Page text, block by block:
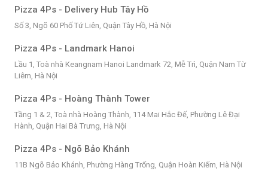
Pizza 4Ps - Delivery Hub Tây Hồ
Số 3, Ngõ 60 Phố Tứ Liên, Quận Tây Hồ, Hà Nội
Pizza 4Ps - Landmark Hanoi
Lầu 1, Toà nhà Keangnam Hanoi Landmark 72, Mễ Trì, Quận Nam Từ
Liêm, Hà Nội
Pizza 4Ps - Hoàng Thành Tower
Tầng 1 & 2, Toà nhà Hoàng Thành, 114 Mai Hắc Đế, Phường Lê Đại
Hành, Quận Hai Bà Trưng, Hà Nội
Pizza 4Ps - Ngõ Bảo Khánh
11B Ngõ Bảo Khánh, Phường Hàng Trống, Quận Hoàn Kiếm, Hà Nội